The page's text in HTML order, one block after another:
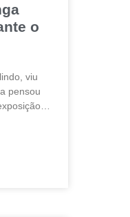
o
viu
pensou